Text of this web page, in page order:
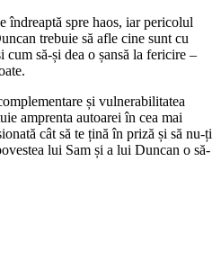
îndreaptă spre haos, iar pericolul
trebuie să afle cine sunt cu
cum să-și dea o șansă la fericire –
și vulnerabilitatea
amprenta autoarei în cea mai
cât să te țină în priză și să nu-ți
lui Sam și a lui Duncan o să-